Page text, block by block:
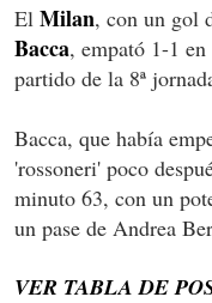
El Milan, con un gol
Bacca, empató 1-1
partido de la 8ª
Bacca, que había
'rossoneri' poco
minuto 63, con un
un pase de Andrea
VER TABLA DE